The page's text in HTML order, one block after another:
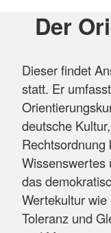
Der
Dieser findet
statt. Er
deutsche
Rechtsordnung
Wissenswertes
das
Wertekultur
Toleranz und